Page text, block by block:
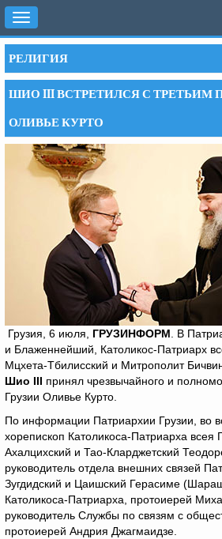
Toggle
navigation
РЕЛИГИЯ
ШИО III ВСТРЕТИЛСЯ С
ОЛИВЬЕ КУРТО
Грузия, 6 июля, ГРУЗИНФОРМ . В
и Блаженнейший, Католикос-Патриарх
Мцхета-Тбилисский и Митрополит
Шио III принял чрезвычайного и
Грузии Оливье Курто.
По информации Патриархии Грузии, во
хорепископ Католикоса-Патриарха всея
Ахалцихский и Тао-Кларджетский
руководитель отдела внешних связей
Зугдидский и Цаишский Герасиме
Католикоса-Патриарха, протоиерей
руководитель Службы по связям с
протоиерей Андрия Джагмаидзе.